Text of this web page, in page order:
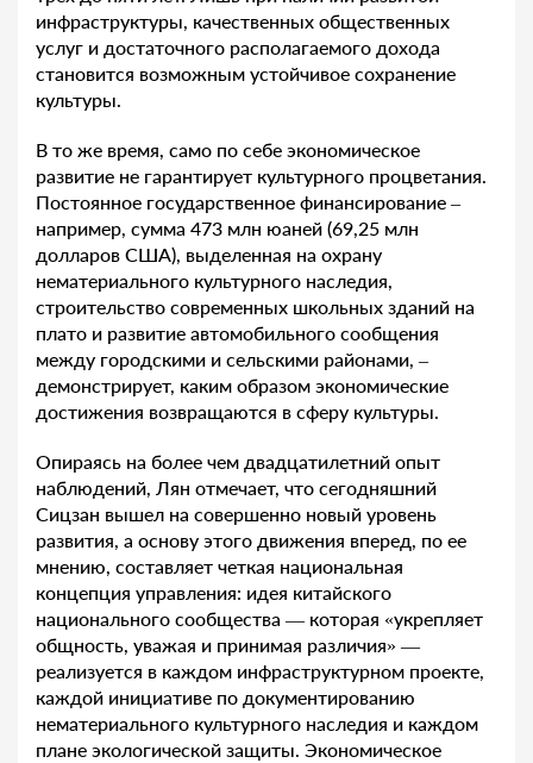
инфраструктуры, качественных общественных
услуг и достаточного располагаемого дохода
становится возможным устойчивое сохранение
культуры.
В то же время, само по себе экономическое
развитие не гарантирует культурного процветания.
Постоянное государственное финансирование –
например, сумма 473 млн юаней (69,25 млн
долларов США), выделенная на охрану
нематериального культурного наследия,
строительство современных школьных зданий на
плато и развитие автомобильного сообщения
между городскими и сельскими районами, –
демонстрирует, каким образом экономические
достижения возвращаются в сферу культуры.
Опираясь на более чем двадцатилетний опыт
наблюдений, Лян отмечает, что сегодняшний
Сицзан вышел на совершенно новый уровень
развития, а основу этого движения вперед, по ее
мнению, составляет четкая национальная
концепция управления: идея китайского
национального сообщества — которая «укрепляет
общность, уважая и принимая различия» —
реализуется в каждом инфраструктурном проекте,
каждой инициативе по документированию
нематериального культурного наследия и каждом
плане экологической защиты. Экономическое